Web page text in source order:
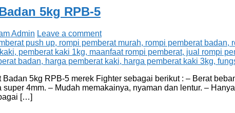
5kg RPB-5
Admin Leave a comment
5kg RPB-5 merek Fighter sebagai berikut : – Berat
4mm. – Mudah memakainya, nyaman dan lentur. –
[…]